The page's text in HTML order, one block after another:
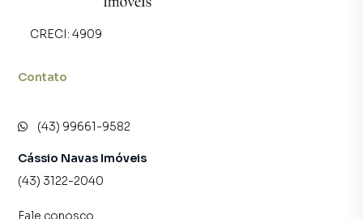
CRECI: 4909
Contato
(43) 99661-9582
Cássio Navas Imóveis
(43) 3122-2040
Fale conosco